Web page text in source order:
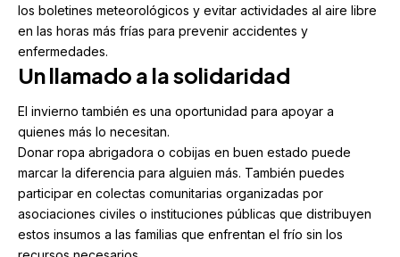
los boletines meteorológicos y evitar actividades al aire libre
en las horas más frías para prevenir accidentes y
enfermedades.
Un llamado a la solidaridad
El invierno también es una oportunidad para apoyar a
quienes más lo necesitan.
Donar ropa abrigadora o cobijas en buen estado puede
marcar la diferencia para alguien más. También puedes
participar en colectas comunitarias organizadas por
asociaciones civiles o instituciones públicas que distribuyen
estos insumos a las familias que enfrentan el frío sin los